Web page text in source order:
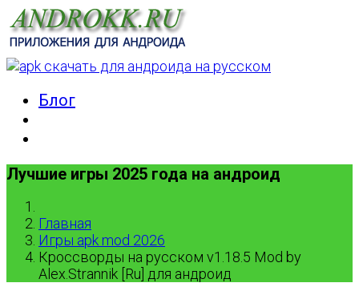
Блог
Лучшие игры 2025 года на андроид
Главная
Игры apk mod 2026
Кроссворды на русском v1.18.5 Mod by
Alex.Strannik [Ru] для андроид